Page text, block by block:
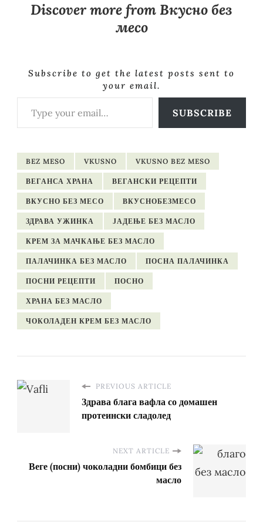
Discover more from Вкусно без
месо
Subscribe to get the latest posts sent to
your email.
SUBSCRIBE
BEZ MESO VKUSNO VKUSNO BEZ MESO
ВЕГАНСА ХРАНА ВЕГАНСКИ РЕЦЕПТИ
ВКУСНО БЕЗ МЕСО ВКУСНОБЕЗМЕСО
ЗДРАВА УЖИНКА ЈАДЕЊЕ БЕЗ МАСЛО
КРЕМ ЗА МАЧКАЊЕ БЕЗ МАСЛО
ПАЛАЧИНКА БЕЗ МАСЛО ПОСНА ПАЛАЧИНКА
ПОСНИ РЕЦЕПТИ ПОСНО
ХРАНА БЕЗ МАСЛО
ЧОКОЛАДЕН КРЕМ БЕЗ МАСЛО
PREVIOUS ARTICLE
Здрава блага вафла со домашен
протеински сладолед
NEXT ARTICLE
Веге (посни) чоколадни бомбици без
масло